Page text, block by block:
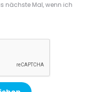
nächste Mal, wenn ich